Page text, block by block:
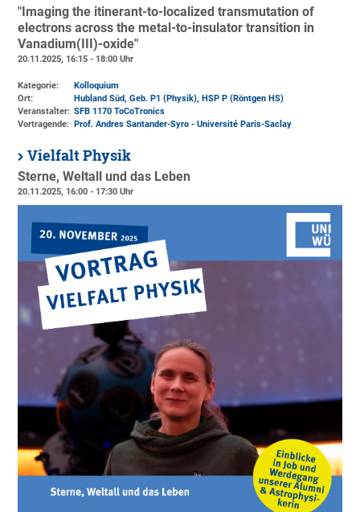
"Imaging the itinerant-to-localized transmutation of
electrons across the metal-to-insulator transition in
Vanadium(III)-oxide"
20.11.2025, 16:15 - 18:00 Uhr
Kategorie:
Kolloquium
Ort:
Hubland Süd, Geb. P1 (Physik), HSP P (Röntgen HS)
Veranstalter: SFB 1170 ToCoTronics
Vortragende:
Prof. Andres Santander-Syro - Université Paris-Saclay
Vielfalt Physik
Sterne, Weltall und das Leben
20.11.2025, 16:00 - 17:30 Uhr